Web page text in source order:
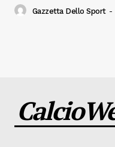
Gazzetta Dello Sport -